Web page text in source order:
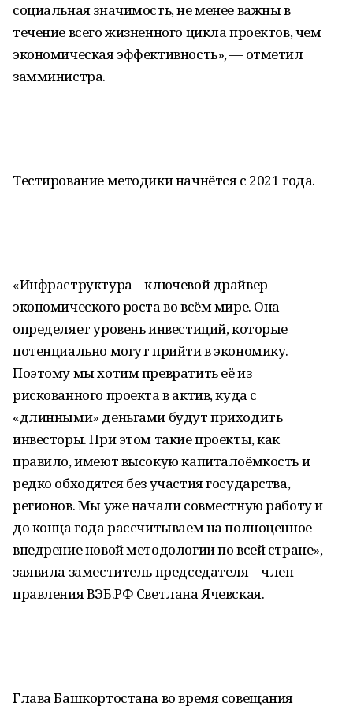
социальная значимость, не менее важны в
течение всего жизненного цикла проектов, чем
экономическая эффективность», — отметил
замминистра.
Тестирование методики начнётся с 2021 года.
«Инфраструктура – ключевой драйвер
экономического роста во всём мире. Она
определяет уровень инвестиций, которые
потенциально могут прийти в экономику.
Поэтому мы хотим превратить её из
рискованного проекта в актив, куда с
«длинными» деньгами будут приходить
инвесторы. При этом такие проекты, как
правило, имеют высокую капиталоёмкость и
редко обходятся без участия государства,
регионов. Мы уже начали совместную работу и
до конца года рассчитываем на полноценное
внедрение новой методологии по всей стране», —
заявила заместитель председателя – член
правления ВЭБ.РФ Светлана Ячевская.
Глава Башкортостана во время совещания